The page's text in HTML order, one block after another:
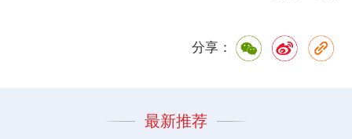
分享：
最新推荐